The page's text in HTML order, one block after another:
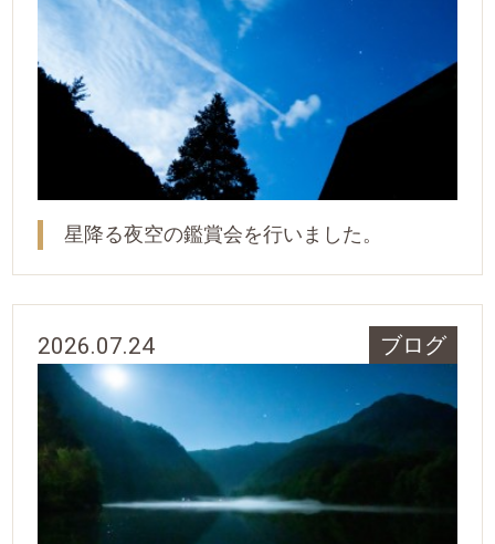
星降る夜空の鑑賞会を行いました。
2026.07.24 ブログ